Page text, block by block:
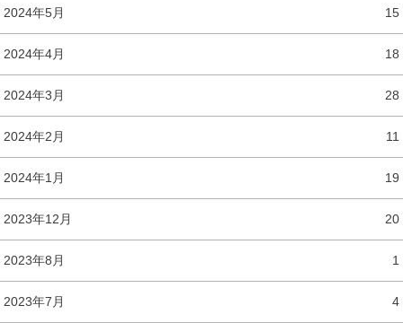
2024年5月 15
2024年4月 18
2024年3月 28
2024年2月 11
2024年1月 19
2023年12月 20
2023年8月 1
2023年7月 4